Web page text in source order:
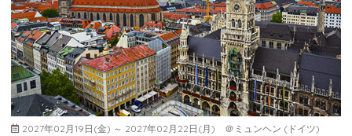
2027年02月19日(金) ～ 2027年02月22日(月) ＠ミュンヘン (ドイツ)